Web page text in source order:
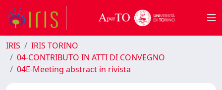
IRIS
IRIS TORINO
04-CONTRIBUTO IN ATTI DI CONVEGNO
04E-Meeting abstract in rivista